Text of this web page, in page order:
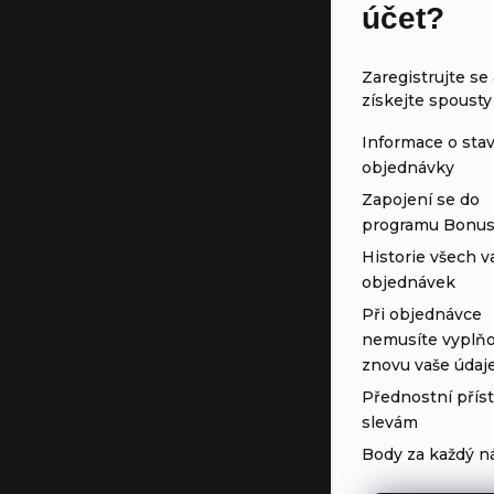
účet?
Zaregistrujte se
získejte spousty
Informace o
objednávky
Zapojení se do
programu
Historie všech
objednávek
Při objednávce
nemusíte
znovu vaše
Přednostní
slevám
Body za každý